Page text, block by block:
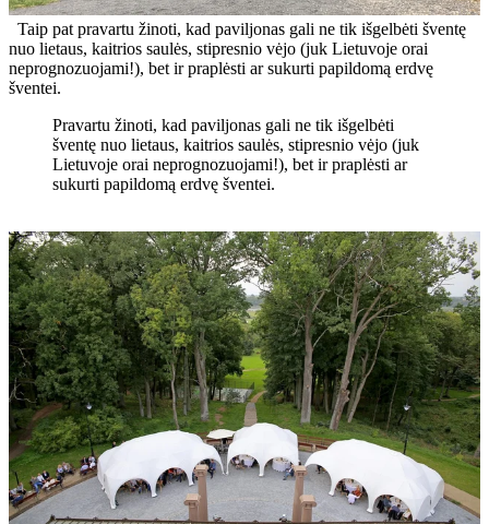
Taip pat pravartu žinoti, kad paviljonas gali ne tik išgelbėti šventę
nuo lietaus, kaitrios saulės, stipresnio vėjo (juk Lietuvoje orai
neprognozuojami!), bet ir praplėsti ar sukurti papildomą erdvę
šventei.
Pravartu žinoti, kad paviljonas gali ne tik išgelbėti
šventę nuo lietaus, kaitrios saulės, stipresnio vėjo (juk
Lietuvoje orai neprognozuojami!), bet ir praplėsti ar
sukurti papildomą erdvę šventei.